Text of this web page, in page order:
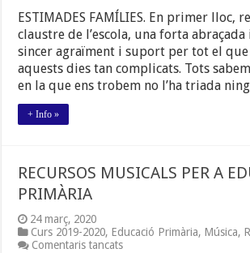
A
LES
FAMÍLIES
ESTIMADES FAMÍLIES. En primer lloc,
claustre de l’escola, una forta
sincer agraïment i suport per tot el
aquests dies tan complicats. Tots
en la que ens trobem no l’ha triada
+ Info »
RECURSOS MUSICALS PER A
PRIMÀRIA
24 març, 2020
Curs 2019-2020, Educació Primària, Música,
Comentaris tancatsa